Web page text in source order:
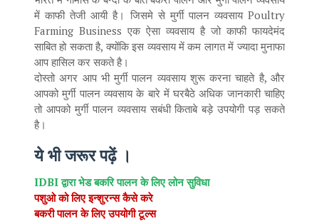
में काफी तेजी आयी है। जिसमे से मुर्गी पालन व्यवसाय Poultry
Farming Business एक ऐसा व्यवसाय है जो काफी फायदेमंद
साबित हो सकता है, क्योंकि इस व्यवसाय में कम लागत में ज्यादा मुनाफा
आप हासिल कर सकते है।
दोस्तो अगर आप भी मुर्गी पालन व्यवसाय शुरू करना चाहते है, और
आपको मुर्गी पालन व्यवसाय के बारे में घरबैठे अधिक जानकारी चाहिए
तो आपको मुर्गी पालन व्यवसाय सबंधी किताबे बड़े उपयोगी पड़ सकते
है।
ये भी जरूर पढ़ें ।
IDBI द्वारा भेड बकरि पालन के लिए लोन सुविधा
पशुओ को लिए इन्शुरन्स कैसे करे
बकरी पालन के लिए उपयोगी टूल्स